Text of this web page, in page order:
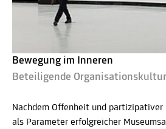
Bewegung im Inneren
Beteiligende
Nachdem Offenheit und
als Parameter erfolgreicher